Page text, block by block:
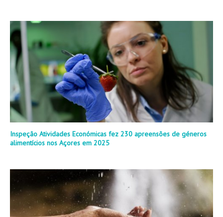
Inspeção Atividades Económicas fez 230 apreensões de géneros
alimentícios nos Açores em 2025